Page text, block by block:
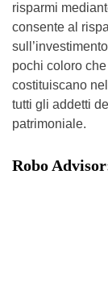
risparmi
consente al
pochi coloro
costituiscano
tutti gli addetti
patrimoniale.
Robo